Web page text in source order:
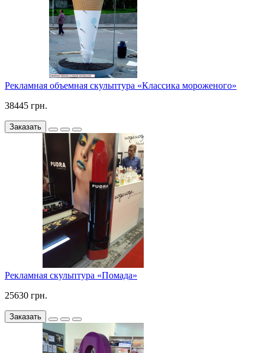
Рекламная объемная скульптура «Классика мороженого»
38445 грн.
Заказать
Рекламная скульптура «Помада»
25630 грн.
Заказать